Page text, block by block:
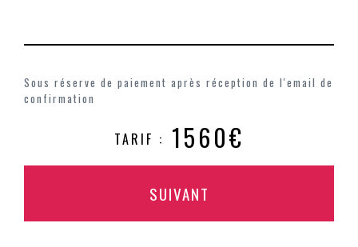
Sous réserve de paiement après réception de l'email de
confirmation
TARIF : 1560€
SUIVANT